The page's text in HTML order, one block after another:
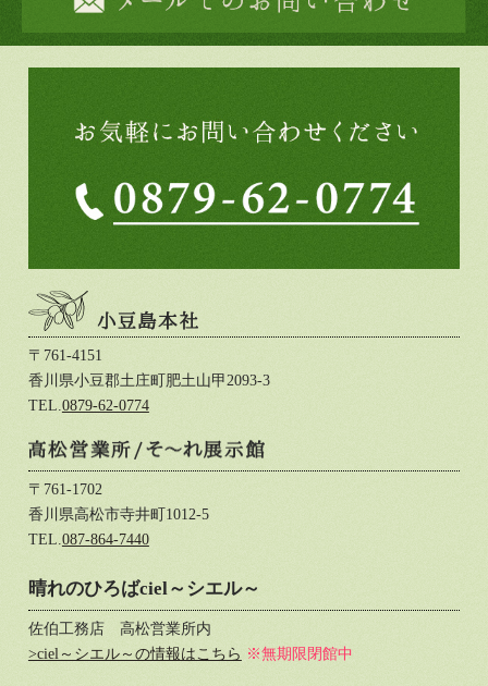
〒761-4151
香川県小豆郡土庄町肥土山甲2093-3
TEL. 0879-62-0774
〒761-1702
香川県高松市寺井町1012-5
TEL. 087-864-7440
晴れのひろばciel～シエル～
佐伯工務店 高松営業所内
>ciel～シエル～の情報はこちら ※無期限閉館中